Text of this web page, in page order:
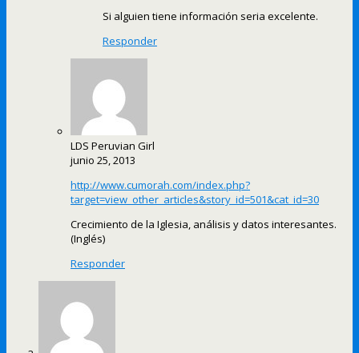
Si alguien tiene información seria excelente.
Responder
LDS Peruvian Girl
junio 25, 2013
http://www.cumorah.com/index.php?
target=view_other_articles&story_id=501&cat_id=30
Crecimiento de la Iglesia, análisis y datos interesantes.
(Inglés)
Responder